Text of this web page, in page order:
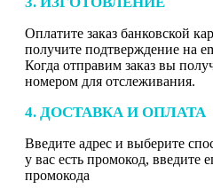
Оплатите заказ банковской
получите подтверждение на
Когда отправим заказ вы
номером для отслеживания.
4. ДОСТАВКА И ОПЛАТА
Введите адрес и выберите
у вас есть промокод, введите
промокода